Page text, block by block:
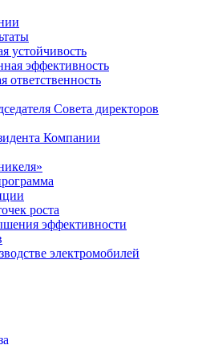
устойчивость
эффективность
ответственность
Совета директоров
Компании
роста
эффективности
электромобилей